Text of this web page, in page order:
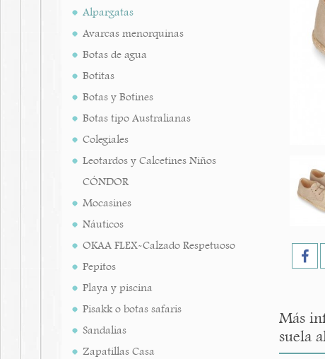
Alpargatas
Avarcas menorquinas
Botas de agua
Botitas
Botas y Botines
Botas tipo Australianas
Colegiales
Leotardos y Calcetines Niños
CÓNDOR
Mocasines
Náuticos
OKAA FLEX-Calzado Respetuoso
Pepitos
Playa y piscina
Pisakk o botas safaris
Sandalias
Zapatillas Casa
Más
suela